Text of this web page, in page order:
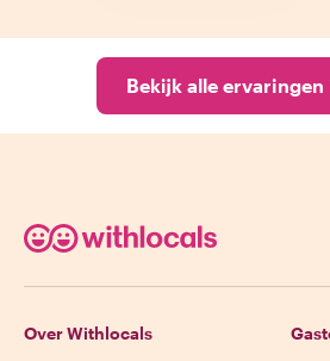
Bekijk alle ervaringen
Over Withlocals